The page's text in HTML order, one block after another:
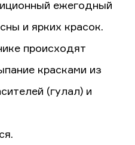
ежегодный
и ярких красок.
происходят
красками из
(гулал) и